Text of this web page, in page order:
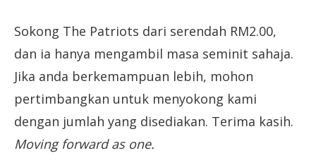
Sokong The Patriots dari serendah RM2.00,
dan ia hanya mengambil masa seminit sahaja.
Jika anda berkemampuan lebih, mohon
pertimbangkan untuk menyokong kami
dengan jumlah yang disediakan. Terima kasih.
Moving forward as one.